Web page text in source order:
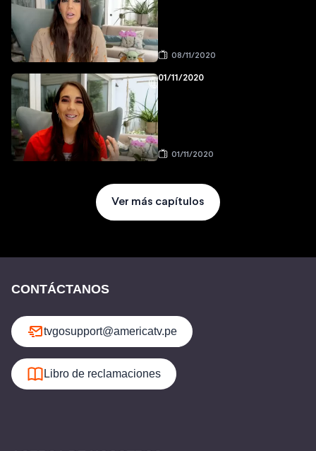
08/11/2020
01/11/2020
01/11/2020
Ver más capítulos
CONTÁCTANOS
tvgosupport@americatv.pe
Libro de reclamaciones